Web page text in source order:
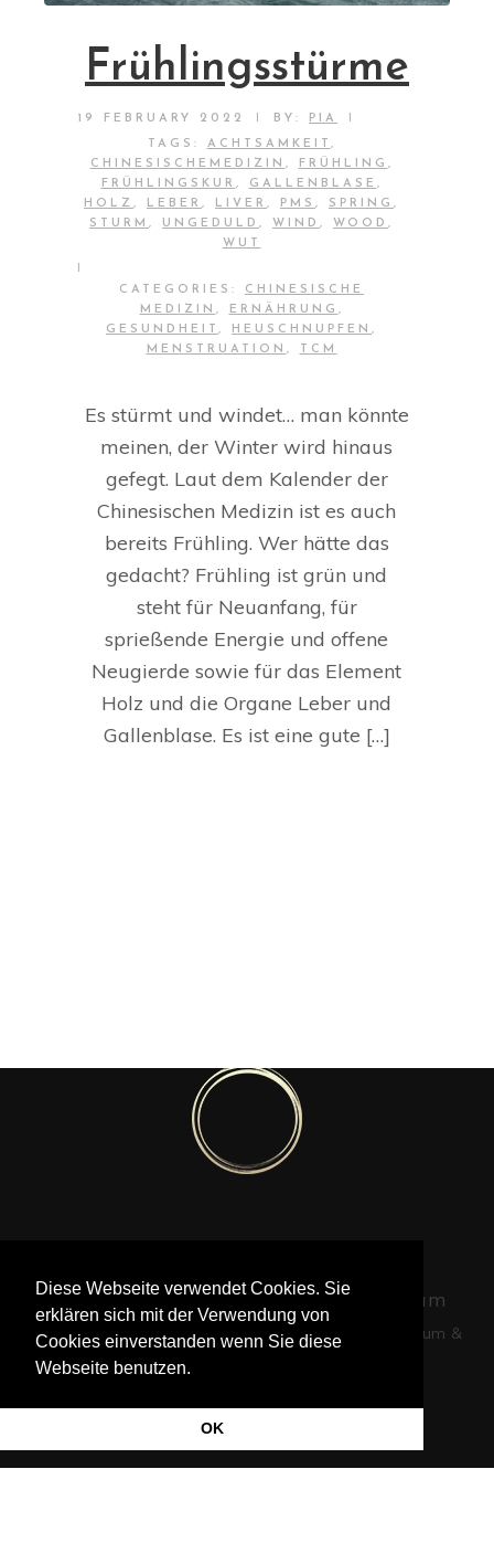
Diese Webseite verwendet Cookies. Sie
erklären sich mit der Verwendung von
Cookies einverstanden wenn Sie diese
Webseite benutzen.
OK
Frühlingsstürme
19 FEBRUARY 2022 BY: PIA
TAGS: ACHTSAMKEIT ,
CHINESISCHEMEDIZIN , FRÜHLING ,
FRÜHLINGSKUR , GALLENBLASE ,
HOLZ , LEBER , LIVER , PMS , SPRING ,
STURM , UNGEDULD , WIND , WOOD ,
WUT
CATEGORIES: CHINESISCHE
MEDIZIN , ERNÄHRUNG ,
GESUNDHEIT , HEUSCHNUPFEN ,
MENSTRUATION , TCM
Es stürmt und windet… man könnte
meinen, der Winter wird hinaus
gefegt. Laut dem Kalender der
Chinesischen Medizin ist es auch
bereits Frühling. Wer hätte das
gedacht? Frühling ist grün und
steht für Neuanfang, für
sprießende Energie und offene
Neugierde sowie für das Element
Holz und die Organe Leber und
Gallenblase. Es ist eine gute […]
Foto © Krisztina Turna | Foto © William
Loveder |Website von Jered Morin|
Impressum &